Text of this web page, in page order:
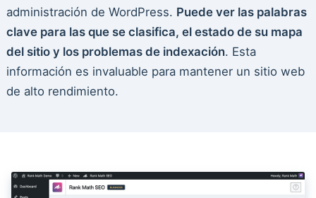
administración de WordPress. Puede ver las palabras
clave para las que se clasifica, el estado de su mapa
del sitio y los problemas de indexación. Esta
información es invaluable para mantener un sitio web
de alto rendimiento.